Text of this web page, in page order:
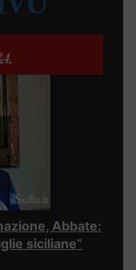
Abbate:
siciliane”